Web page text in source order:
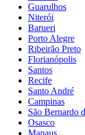
Guarulhos
Niterói
Barueri
Porto Alegre
Ribeirão Preto
Florianópolis
Santos
Recife
Santo André
Campinas
São Bernardo
Osasco
Manaus